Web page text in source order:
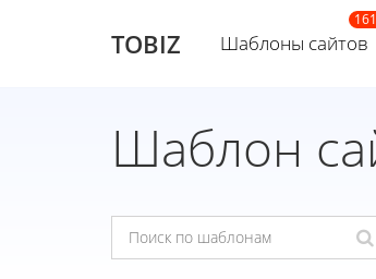
TOBIZ Шаблоны сайтов
Шаблон